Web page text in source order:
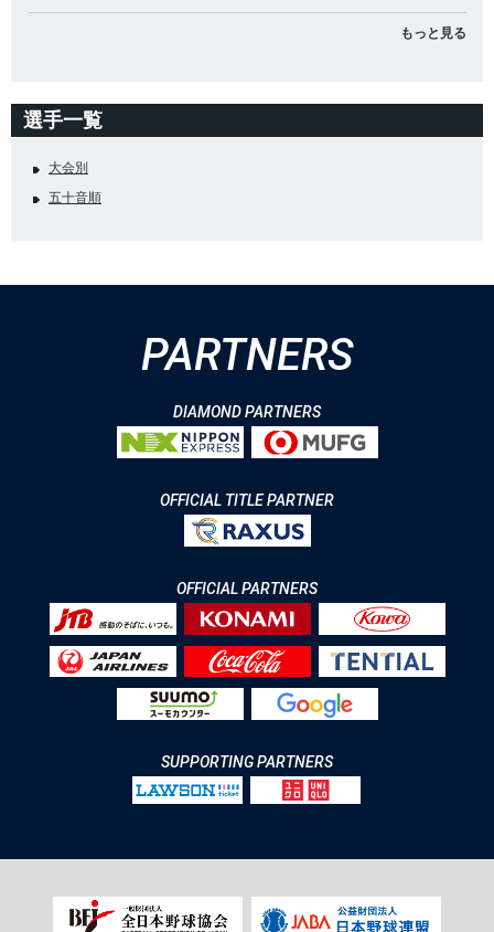
もっと見る
選手一覧
大会別
五十音順
PARTNERS
DIAMOND PARTNERS
OFFICIAL TITLE PARTNER
OFFICIAL PARTNERS
SUPPORTING PARTNERS